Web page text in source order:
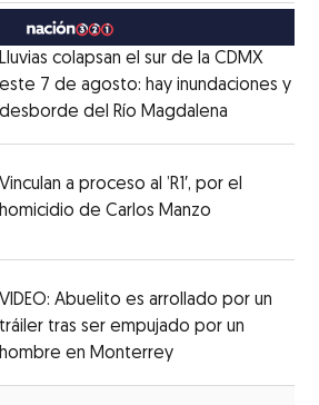
Lluvias colapsan el sur de la CDMX
este 7 de agosto: hay inundaciones y
desborde del Río Magdalena
Vinculan a proceso al ’R1′, por el
homicidio de Carlos Manzo
VIDEO: Abuelito es arrollado por un
tráiler tras ser empujado por un
hombre en MonterreyOpens in new